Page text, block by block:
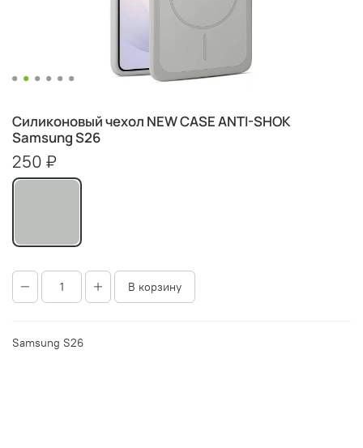
Силиконовый чехол NEW CASE ANTI-SHOK
Samsung S26
250 ₽
В корзину
Samsung S26